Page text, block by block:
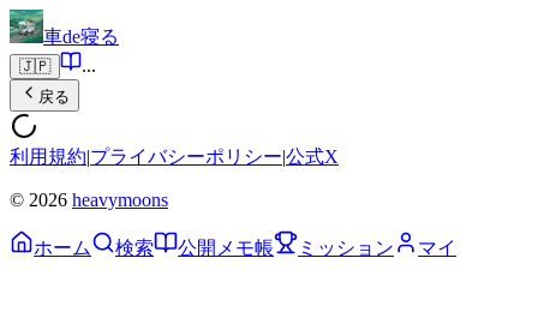
車de寝る
🇯🇵 ...
戻る
利用規約|プライバシーポリシー|公式X
© 2026 heavymoons
ホーム 検索 公開メモ帳 ミッション マイ